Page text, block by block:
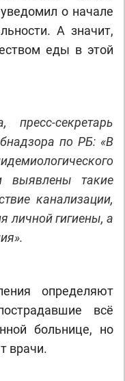
о начале
А значит,
еды в этой
пресс-секретарь
по РБ: «В
выявлены такие
канализации,
личной гигиены, а
определяют
всё
больнице, но
врачи.